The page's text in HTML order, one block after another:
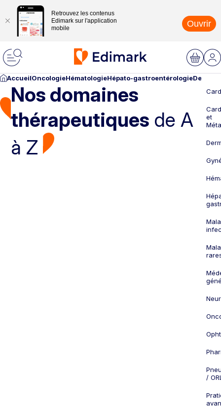
Retrouvez les contenus
Edimark sur l'application
mobile
Ouvrir
AccueilOncologieHématologieHépato-gastroentérologie
Nos domaines
thérapeutiques de A
à Z
et
/